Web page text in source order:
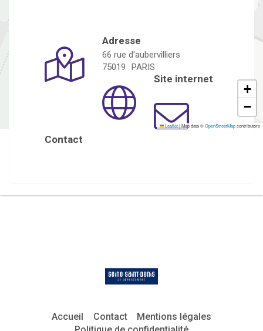
+
−
Leaflet|Map data ©OpenStreetMapcontributors
Adresse
66 rue d'aubervilliers
75019
PARIS
Site internet
Contact
Accueil Contact
Mentions légales